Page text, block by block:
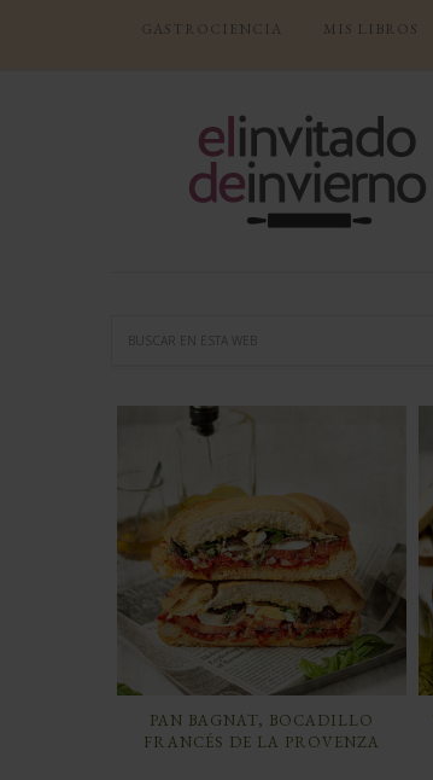
GASTROCIENCIA MIS LIBROS
PAN BAGNAT, BOCADILLO
FRANCÉS DE LA PROVENZA